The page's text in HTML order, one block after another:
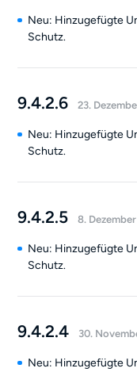
Neu: Hinzugefügte
Schutz.
9.4.2.6 23.
Neu: Hinzugefügte
Schutz.
9.4.2.5 8. Dezember
Neu: Hinzugefügte
Schutz.
9.4.2.4 30.
Neu: Hinzugefügte